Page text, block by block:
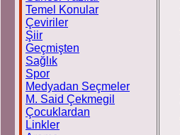
Temel Konular
Çeviriler
Şiir
Geçmişten
Sağlık
Spor
Medyadan Seçmeler
M. Said Çekmegil
Çocuklardan
Linkler